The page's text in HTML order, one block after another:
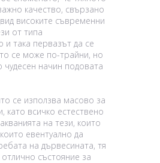
качество, свързано
високите съвременни
от типа
така первазът да се
се може по-трайни, но
начин подовата
се използва масово за
всичко естествено
на тези, които
евентуално да
на дървесината, тя
състояние за